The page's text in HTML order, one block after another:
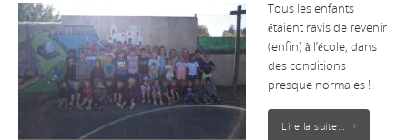
Tous les enfants
étaient ravis de revenir
(enfin) à l’école, dans
des conditions
presque normales !
Lire la suite…